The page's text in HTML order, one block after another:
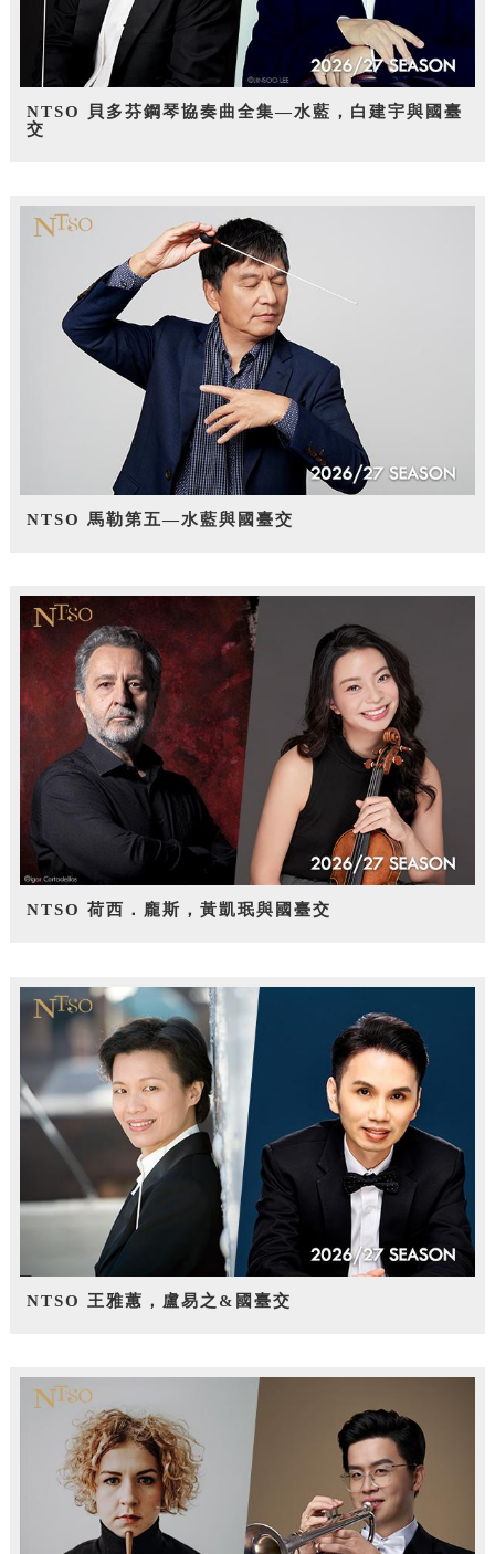
NTSO 貝多芬鋼琴協奏曲全集—水藍，白建宇與國臺
交
NTSO 馬勒第五—水藍與國臺交
NTSO 荷西．龐斯，黃凱珉與國臺交
NTSO 王雅蕙，盧易之&國臺交